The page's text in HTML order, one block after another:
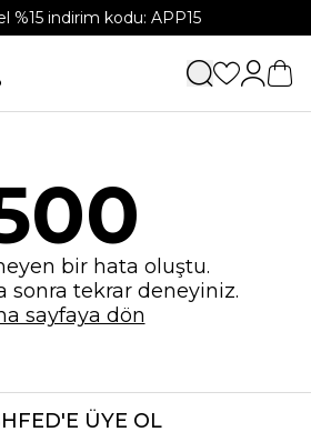
%15 indirim kodu: APP15
bir hata oluştu.
sonra tekrar deneyiniz.
sayfaya dön
ÜYE OL